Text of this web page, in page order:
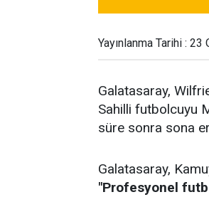
Yayınlanma Tarihi :
Galatasaray,
Sahilli futbolcuyu
süre sonra sona
Galatasaray,
"Profesyonel